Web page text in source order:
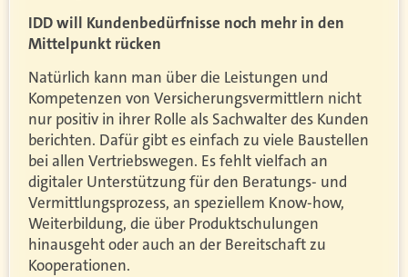
IDD will Kundenbedürfnisse noch mehr in den
Mittelpunkt rücken
Natürlich kann man über die Leistungen und
Kompetenzen von Versicherungsvermittlern nicht
nur positiv in ihrer Rolle als Sachwalter des Kunden
berichten. Dafür gibt es einfach zu viele Baustellen
bei allen Vertriebswegen. Es fehlt vielfach an
digitaler Unterstützung für den Beratungs- und
Vermittlungsprozess, an speziellem Know-how,
Weiterbildung, die über Produktschulungen
hinausgeht oder auch an der Bereitschaft zu
Kooperationen.